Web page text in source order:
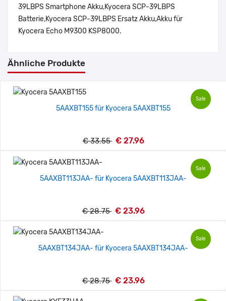
39LBPS Smartphone Akku,Kyocera SCP-39LBPS
Batterie,Kyocera SCP-39LBPS Ersatz Akku,Akku für
Kyocera Echo M9300 KSP8000.
Ähnliche Produkte
Sale
5AAXBT155 für Kyocera 5AAXBT155
€ 33.55 € 27.96
Sale
5AAXBT113JAA- für Kyocera 5AAXBT113JAA-
€ 28.75 € 23.96
Sale
5AAXBT134JAA- für Kyocera 5AAXBT134JAA-
€ 28.75 € 23.96